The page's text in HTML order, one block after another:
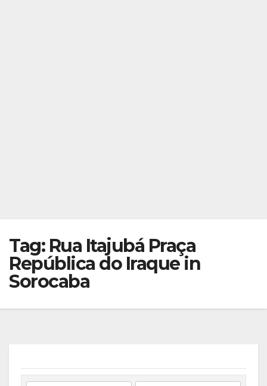
Tag: Rua Itajubá Praça
República do Iraque in
Sorocaba